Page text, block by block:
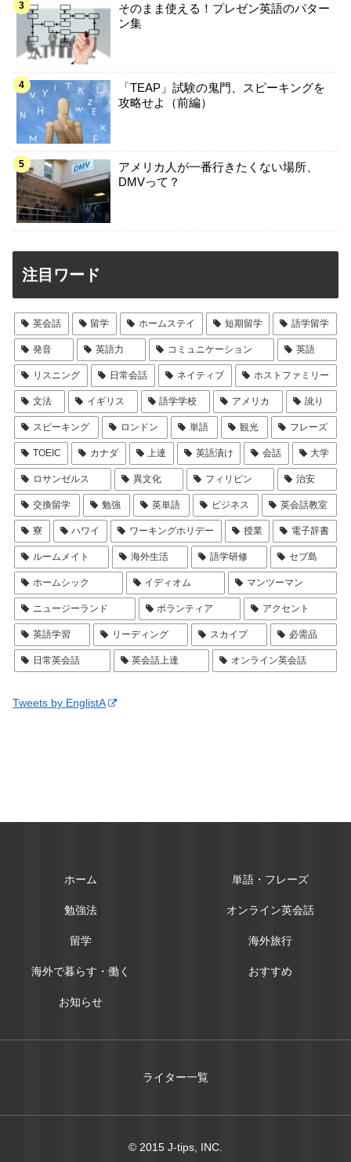
そのまま使える！プレゼン英語のパター
ン集
「TEAP」試験の鬼門、スピーキングを
攻略せよ（前編）
アメリカ人が一番行きたくない場所、
DMVって？
注目ワード
英会話 留学 ホームステイ 短期留学 語学留学
発音 英語力 コミュニケーション 英語
リスニング 日常会話 ネイティブ ホストファミリー
文法 イギリス 語学学校 アメリカ 訛り
スピーキング ロンドン 単語 観光 フレーズ
TOEIC カナダ 上達 英語漬け 会話 大学
ロサンゼルス 異文化 フィリピン 治安
交換留学 勉強 英単語 ビジネス 英会話教室
寮 ハワイ ワーキングホリデー 授業 電子辞書
ルームメイト 海外生活 語学研修 セブ島
ホームシック イディオム マンツーマン
ニュージーランド ボランティア アクセント
英語学習 リーディング スカイプ 必需品
日常英会話 英会話上達 オンライン英会話
Tweets by EnglistA
ホーム 単語・フレーズ
勉強法 オンライン英会話
留学 海外旅行
海外で暮らす・働く おすすめ
お知らせ
ライター一覧
© 2015 J-tips, INC.